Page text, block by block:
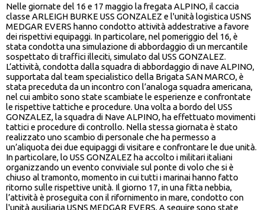
Nelle giornate del 16 e 17 maggio la fregata ALPINO, il caccia
classe ARLEIGH BURKE USS GONZALEZ e l'unità logistica USNS
MEDGAR EVERS hanno condotto attività addestrative a favore
dei rispettivi equipaggi. In particolare, nel pomeriggio del 16, è
stata condotta una simulazione di abbordaggio di un mercantile
sospettato di traffici illeciti, simulato dal USS GONZALEZ.
L’attività, condotta dalla squadra di abbordaggio di nave ALPINO,
supportata dal team specialistico della Brigata SAN MARCO, è
stata preceduta da un incontro con l’analoga squadra americana,
nel cui ambito sono state scambiate le esperienze e confrontate
le rispettive tattiche e procedure. Una volta a bordo del USS
GONZALEZ, la squadra di Nave ALPINO, ha effettuato movimenti
tattici e procedure di controllo. Nella stessa giornata è stato
realizzato uno scambio di personale che ha permesso a
un’aliquota dei due equipaggi di visitare e confrontare le due unità.
In particolare, lo USS GONZALEZ ha accolto i militari italiani
organizzando un evento conviviale sul ponte di volo che si è
chiuso al tramonto, momento in cui tutti i marinai hanno fatto
ritorno sulle rispettive unità. Il giorno 17, in una fitta nebbia,
l’attività è proseguita con il rifornimento in mare, condotto con
l'unità ausiliaria USNS MEDGAR EVERS. A seguire sono state